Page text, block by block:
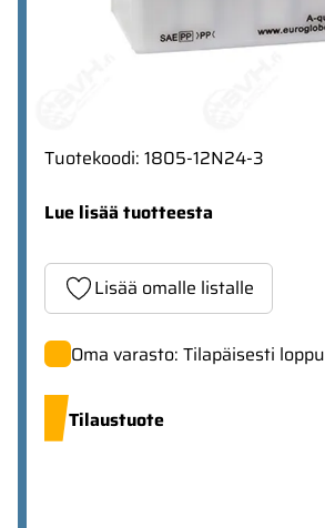
Tuotekoodi: 1805-12N24-3
Lue lisää tuotteesta
Lisää omalle listalle
Oma varasto: Tilapäisesti loppu
Tilaustuote